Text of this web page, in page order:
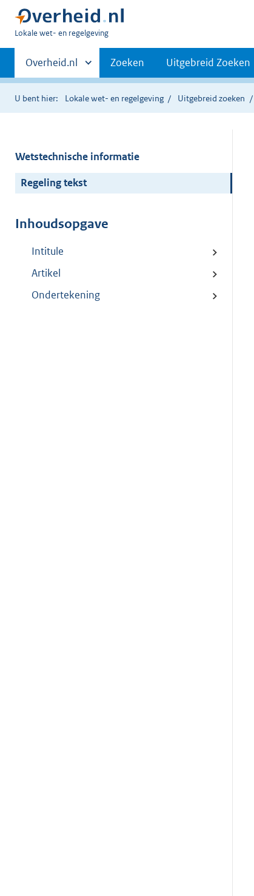
U
hier:
Lokale wet- en regelgeving
Primaire
navigatie
Andere
sites
binnen
Overheid.nl Zoeken Uitgebreid Zoeken
U bent hier: Lokale wet- en regelgeving Uitgebreid zoeken
Wetstechnische informatie
Regeling tekst
Inhoudsopgave
Intitule
Artikel
Ondertekening